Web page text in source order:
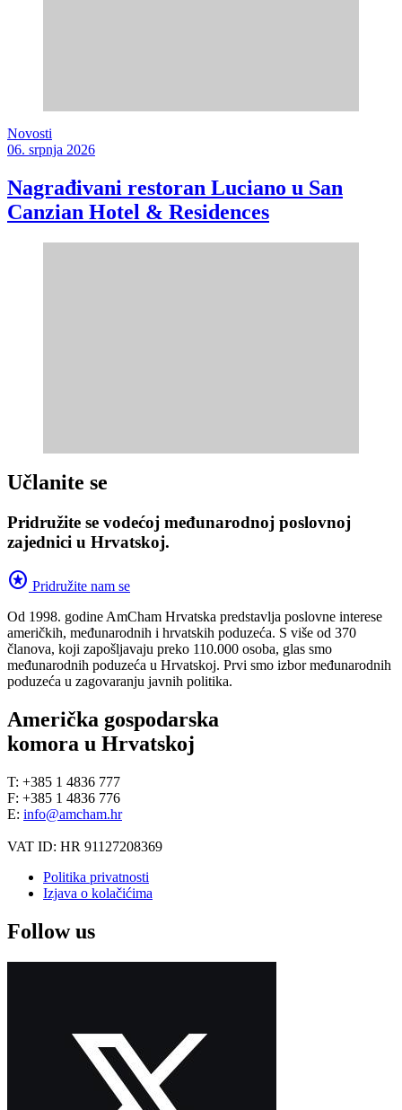
Novosti
06. srpnja 2026
Nagrađivani restoran Luciano u San
Canzian Hotel & Residences
Učlanite se
Pridružite se vodećoj međunarodnoj poslovnoj
zajednici u Hrvatskoj.
stars Pridružite nam se
Od 1998. godine AmCham Hrvatska predstavlja poslovne interese
američkih, međunarodnih i hrvatskih poduzeća. S više od 370
članova, koji zapošljavaju preko 110.000 osoba, glas smo
međunarodnih poduzeća u Hrvatskoj. Prvi smo izbor međunarodnih
poduzeća u zagovaranju javnih politika.
Američka gospodarska
komora u Hrvatskoj
T: +385 1 4836 777
F: +385 1 4836 776
E: info@amcham.hr
VAT ID: HR 91127208369
Politika privatnosti
Izjava o kolačićima
Follow us